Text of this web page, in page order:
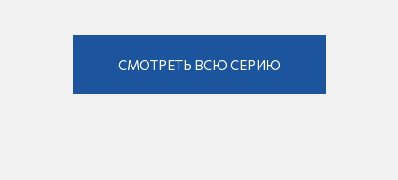
СМОТРЕТЬ ВСЮ СЕРИЮ